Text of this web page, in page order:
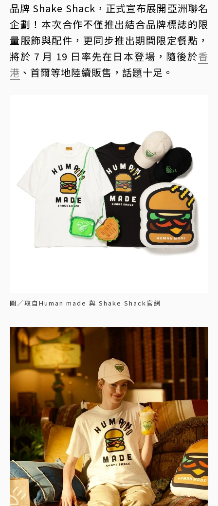
品牌 Shake Shack，正式宣布展開亞洲聯名
企劃！本次合作不僅推出結合品牌標誌的限
量服飾與配件，更同步推出期間限定餐點，
將於 7 月 19 日率先在日本登場，隨後於香
港 、首爾等地陸續販售，話題十足。
圖／取自Human made 與 Shake Shack官網